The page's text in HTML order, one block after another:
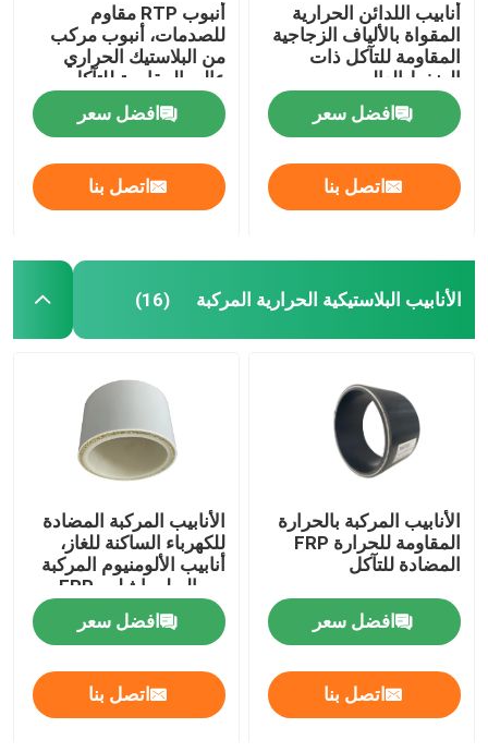
أنابيب اللدائن الحرارية
المقواة بالألياف الزجاجية
المقاومة للتآكل ذات
الضغط العالي
افضل سعر
اتصل بنا
أنبوب RTP مقاوم
للصدمات، أنبوب مركب
من البلاستيك الحراري
عالي المقاومة للتآكل
افضل سعر
اتصل بنا
الأنابيب البلاستيكية الحرارية المركبة (16)
الأنابيب المركبة بالحرارة
المقاومة للحرارة FRP
المضادة للتآكل
افضل سعر
اتصل بنا
الأنابيب المركبة المضادة
للكهرباء الساكنة للغاز،
أنابيب الألومنيوم المركبة
من البولي إيثيلين FRP
افضل سعر
اتصل بنا